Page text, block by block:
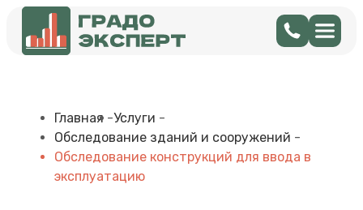
Главная -Услуги -
Обследование зданий и сооружений -
Обследование конструкций для ввода в
эксплуатацию